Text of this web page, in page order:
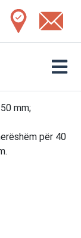
deri në
mm;
për 40